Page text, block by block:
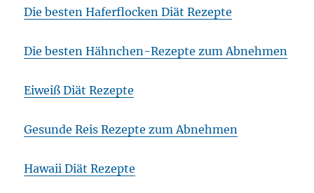
Die besten Haferflocken Diät Rezepte
Die besten Hähnchen-Rezepte zum Abnehmen
Eiweiß Diät Rezepte
Gesunde Reis Rezepte zum Abnehmen
Hawaii Diät Rezepte